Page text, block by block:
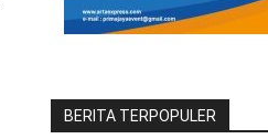
BERITA TERPOPULER